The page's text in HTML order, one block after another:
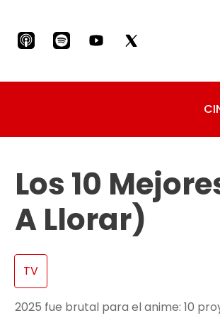
Los 10
A Llorar)
TV
2025 fue brutal para el anime: 10